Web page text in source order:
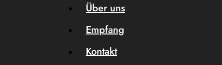
Über uns
Empfang
Kontakt